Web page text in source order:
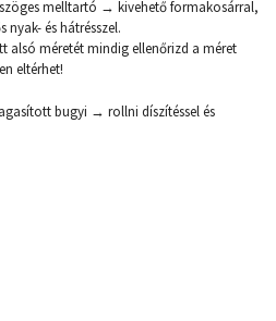
melltartó → kivehető formakosárral,
és hátrésszel.
alsó méretét mindig ellenőrizd a méret
eltérhet!
bugyi → rollni díszítéssel és